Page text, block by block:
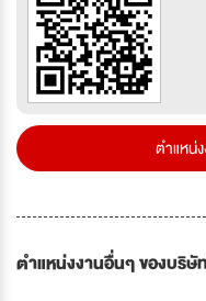
ตำแหน่
ตำแหน่งงานอื่นๆ ของบริษั